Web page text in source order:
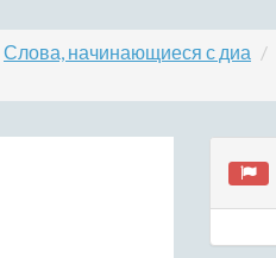
Слова, начинающиеся с диа